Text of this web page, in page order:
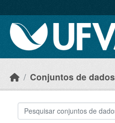
Conjuntos de dados